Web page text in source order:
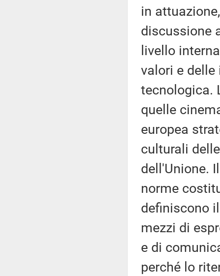
in
discussione
livello
valori e
tecnologica.
quelle
europea
culturali
dell'Unione.
norme
definiscono
mezzi di
e di
perché lo